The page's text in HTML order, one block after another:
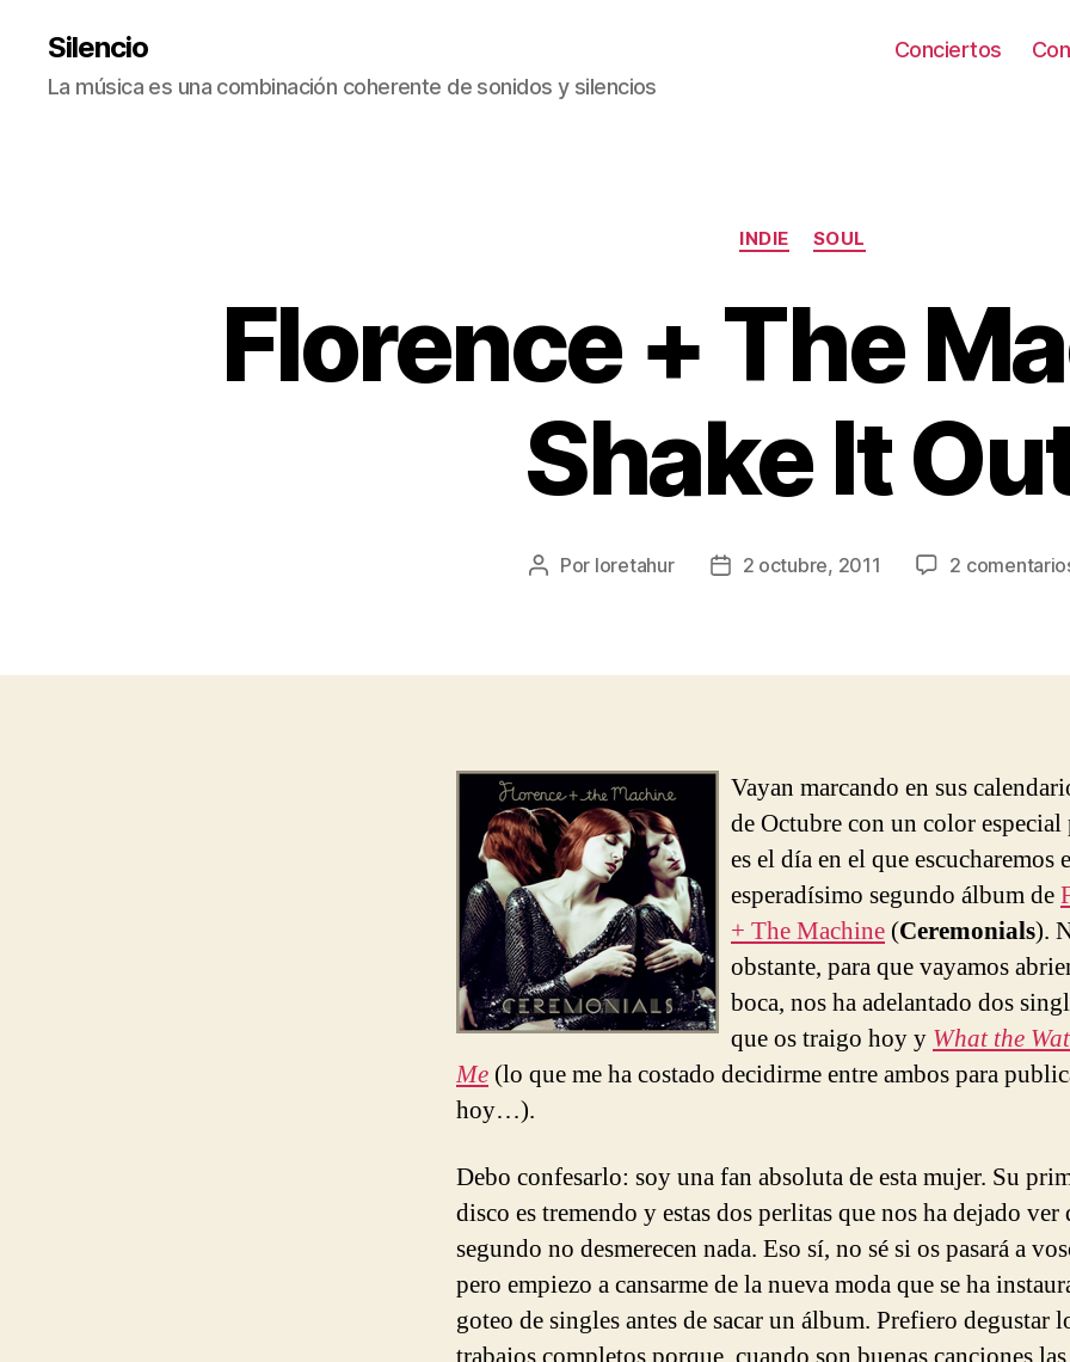
Silencio
La música es una combinación coherente de sonidos y silencios
Conciertos
Categorías
INDIE SOUL
Florence + The
Shake It
Autor
Por loretahur
Fecha2 octubre, 2011 2
Vayan marcando en sus
de Octubre con un color especial
es el día en el que escucharemos
esperadísimo segundo álbum de
+ The Machine (Ceremonials).
obstante, para que vayamos
boca, nos ha adelantado dos
que os traigo hoy y What the
Me (lo que me ha costado decidirme entre ambos para
hoy…).
Debo confesarlo: soy una fan absoluta de esta mujer. Su
disco es tremendo y estas dos perlitas que nos ha dejado ver
segundo no desmerecen nada. Eso sí, no sé si os pasará a
pero empiezo a cansarme de la nueva moda que se ha
goteo de singles antes de sacar un álbum. Prefiero degustar